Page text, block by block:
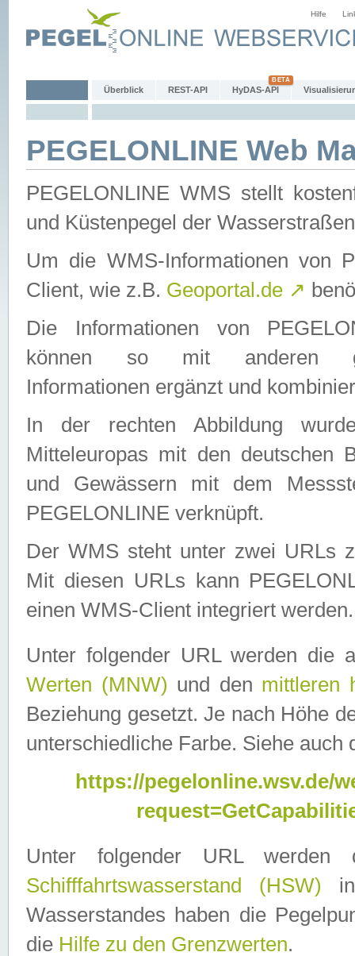
Hilfe
Überblick REST-API HyDAS-API
PEGELONLINE Web
PEGELONLINE WMS stellt
und Küstenpegel der
Um die WMS-Informationen von
Client, wie z.B. Geoportal.de ↗
Die Informationen von
können so mit anderen
Informationen ergänzt und
In der rechten Abbildung
Mitteleuropas mit den deutschen
und Gewässern mit dem
PEGELONLINE verknüpft.
Der WMS steht unter zwei URLs
Mit diesen URLs kann
einen WMS-Client integriert werden.
Unter folgender URL werden die
Werten (MNW) und den mittleren
Beziehung gesetzt. Je nach Höhe
unterschiedliche Farbe. Siehe auch
https://pegelonline.wsv.de/
Unter folgender URL
Schifffahrtswasserstand (HSW)
Wasserstandes haben die
die Hilfe zu den Grenzwerten.